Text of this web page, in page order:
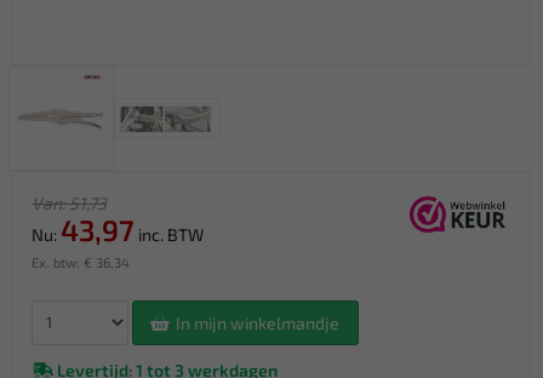
Van: 51,73
Nu: 43,97 inc. BTW
Ex. btw: € 36,34
In mijn winkelmandje
Levertijd: 1 tot 3 werkdagen